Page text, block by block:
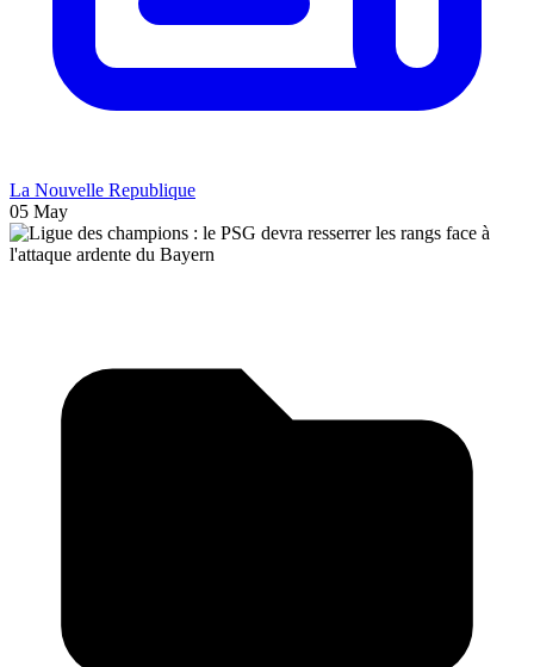
La Nouvelle Republique
05 May